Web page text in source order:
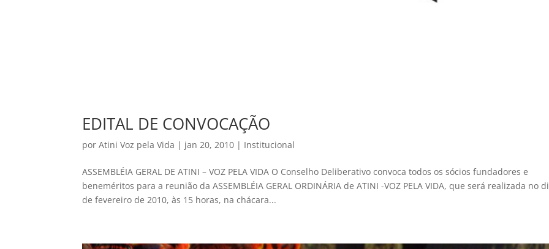
EDITAL DE CONVOCAÇÃO
porAtini Voz pela Vida | jan 20, 2010 | Institucional
ASSEMBLÉIA GERAL DE ATINI – VOZ PELA VIDA O Conselho Deliberativo convoca todos os sócios fundadores e
beneméritos para a reunião da ASSEMBLÉIA GERAL ORDINÁRIA de ATINI -VOZ PELA VIDA, que será realizada no
de fevereiro de 2010, às 15 horas, na chácara...